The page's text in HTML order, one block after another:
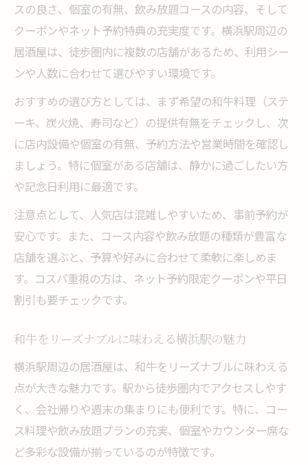
スの良さ、個室の有無、飲み放題コースの内容、そして
クーポンやネット予約特典の充実度です。横浜駅周辺の
居酒屋は、徒歩圏内に複数の店舗があるため、利用シー
ンや人数に合わせて選びやすい環境です。
おすすめの選び方としては、まず希望の和牛料理（ステ
ーキ、炭火焼、寿司など）の提供有無をチェックし、次
に店内設備や個室の有無、予約方法や営業時間を確認し
ましょう。特に個室がある店舗は、静かに過ごしたい方
や記念日利用に最適です。
注意点として、人気店は混雑しやすいため、事前予約が
安心です。また、コース内容や飲み放題の種類が豊富な
店舗を選ぶと、予算や好みに合わせて柔軟に楽しめま
す。コスパ重視の方は、ネット予約限定クーポンや平日
割引も要チェックです。
和牛をリーズナブルに味わえる横浜駅の魅力
横浜駅周辺の居酒屋は、和牛をリーズナブルに味わえる
点が大きな魅力です。駅から徒歩圏内でアクセスしやす
く、会社帰りや週末の集まりにも便利です。特に、コー
ス料理や飲み放題プランの充実、個室やカウンター席な
ど多彩な設備が揃っているのが特徴です。